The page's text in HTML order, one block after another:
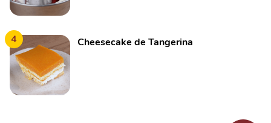
4 Cheesecake de Tangerina